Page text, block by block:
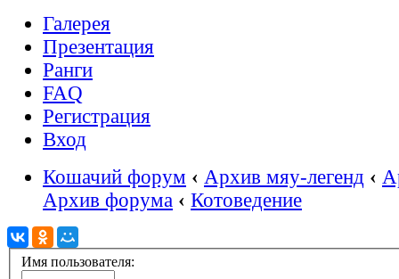
Галерея
Презентация
Ранги
FAQ
Регистрация
Вход
Кошачий форум ‹ Архив мяу-легенд ‹
Архив форума ‹ Котоведение
Имя пользователя: